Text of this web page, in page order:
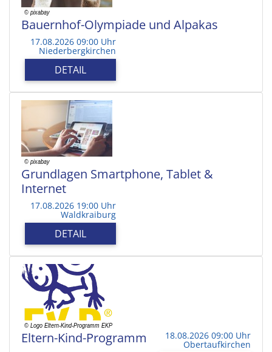
Bauernhof-Olympiade und Alpakas
17.08.2026 09:00 Uhr
Niederbergkirchen
DETAIL
Grundlagen Smartphone, Tablet &
Internet
17.08.2026 19:00 Uhr
Waldkraiburg
DETAIL
Eltern-Kind-Programm 18.08.2026 09:00 Uhr
Obertaufkirchen